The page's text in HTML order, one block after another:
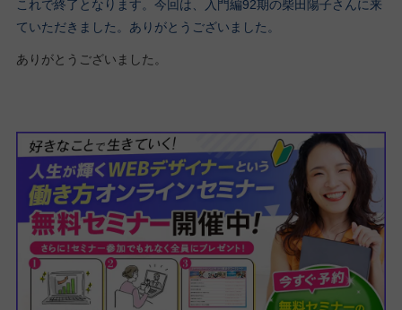
これで終了となります。今回は、入門編92期の柴田陽子さんに来
ていただきました。ありがとうございました。
ありがとうございました。